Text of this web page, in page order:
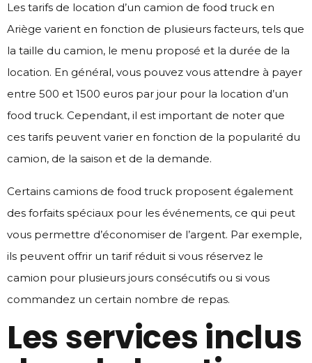
Les tarifs de location d’un camion de food truck en
Ariège varient en fonction de plusieurs facteurs, tels que
la taille du camion, le menu proposé et la durée de la
location. En général, vous pouvez vous attendre à payer
entre 500 et 1500 euros par jour pour la location d’un
food truck. Cependant, il est important de noter que
ces tarifs peuvent varier en fonction de la popularité du
camion, de la saison et de la demande.
Certains camions de food truck proposent également
des forfaits spéciaux pour les événements, ce qui peut
vous permettre d’économiser de l’argent. Par exemple,
ils peuvent offrir un tarif réduit si vous réservez le
camion pour plusieurs jours consécutifs ou si vous
commandez un certain nombre de repas.
Les services inclus